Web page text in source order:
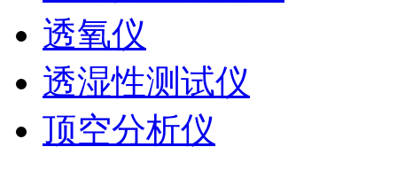
透氧仪
透湿性测试仪
顶空分析仪